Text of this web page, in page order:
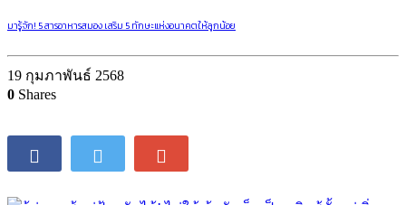
มารู้จัก! 5 สารอาหารสมอง เสริม 5 ทักษะแห่งอนาคตให้ลูกน้อย
19 กุมภาพันธ์ 2568
0 Shares